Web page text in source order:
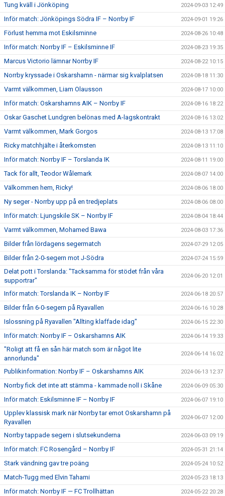
Tung kväll i Jönköping 2024-09-03 12:49
Inför match: Jönköpings Södra IF – Norrby IF 2024-09-01 19:26
Förlust hemma mot Eskilsminne 2024-08-26 10:48
Inför match: Norrby IF – Eskilsminne IF 2024-08-23 19:35
Marcus Victorio lämnar Norrby IF 2024-08-22 10:15
Norrby kryssade i Oskarshamn - närmar sig kvalplatsen 2024-08-18 11:30
Varmt välkommen, Liam Olausson 2024-08-17 10:00
Inför match: Oskarshamns AIK – Norrby IF 2024-08-16 18:22
Oskar Gaschet Lundgren belönas med A-lagskontrakt 2024-08-16 13:02
Varmt välkommen, Mark Gorgos 2024-08-13 17:08
Ricky matchhjälte i återkomsten 2024-08-13 11:10
Inför match: Norrby IF – Torslanda IK 2024-08-11 19:00
Tack för allt, Teodor Wålemark 2024-08-07 14:00
Välkommen hem, Ricky! 2024-08-06 18:00
Ny seger - Norrby upp på en tredjeplats 2024-08-06 08:00
Inför match: Ljungskile SK – Norrby IF 2024-08-04 18:44
Varmt välkommen, Mohamed Bawa 2024-08-03 17:36
Bilder från lördagens segermatch 2024-07-29 12:05
Bilder från 2-0-segern mot J-Södra 2024-07-24 15:59
Delat pott i Torslanda: "Tacksamma för stödet från våra
supportrar"
2024-06-20 12:01
Inför match: Torslanda IK – Norrby IF 2024-06-18 20:57
Bilder från 6-0-segern på Ryavallen 2024-06-16 10:28
Islossning på Ryavallen "Allting klaffade idag" 2024-06-15 22:30
Inför match: Norrby IF – Oskarshamns AIK 2024-06-14 19:33
"Roligt att få en sån här match som är något lite
annorlunda"
2024-06-14 16:02
Publikinformation: Norrby IF – Oskarshamns AIK 2024-06-13 12:37
Norrby fick det inte att stämma - kammade noll i Skåne 2024-06-09 05:30
Inför match: Eskilsminne IF – Norrby IF 2024-06-07 19:10
Upplev klassisk mark när Norrby tar emot Oskarshamn på
Ryavallen
2024-06-07 12:00
Norrby tappade segern i slutsekunderna 2024-06-03 09:19
Inför match: FC Rosengård – Norrby IF 2024-05-31 21:14
Stark vändning gav tre poäng 2024-05-24 10:52
Match-Tugg med Elvin Tahami 2024-05-23 18:13
Inför match: Norrby IF — FC Trollhättan 2024-05-22 20:28